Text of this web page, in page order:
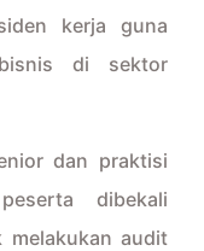
kerja guna
bisnis di sektor
dan praktisi
dibekali
audit